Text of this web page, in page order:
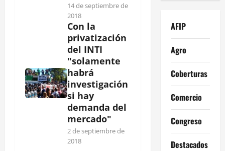
14 de septiembre de
2018
Con la
privatización
del INTI
"solamente
habrá
investigación
si hay
demanda del
mercado"
2 de septiembre de
2018
AFIP
Agro
Coberturas
Comercio
Congreso
Destacados